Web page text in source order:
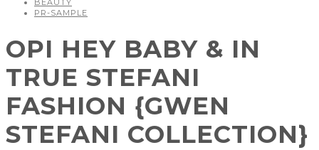
BEAUTY
PR-SAMPLE
OPI HEY BABY & IN
TRUE STEFANI
FASHION {GWEN
STEFANI COLLECTION}